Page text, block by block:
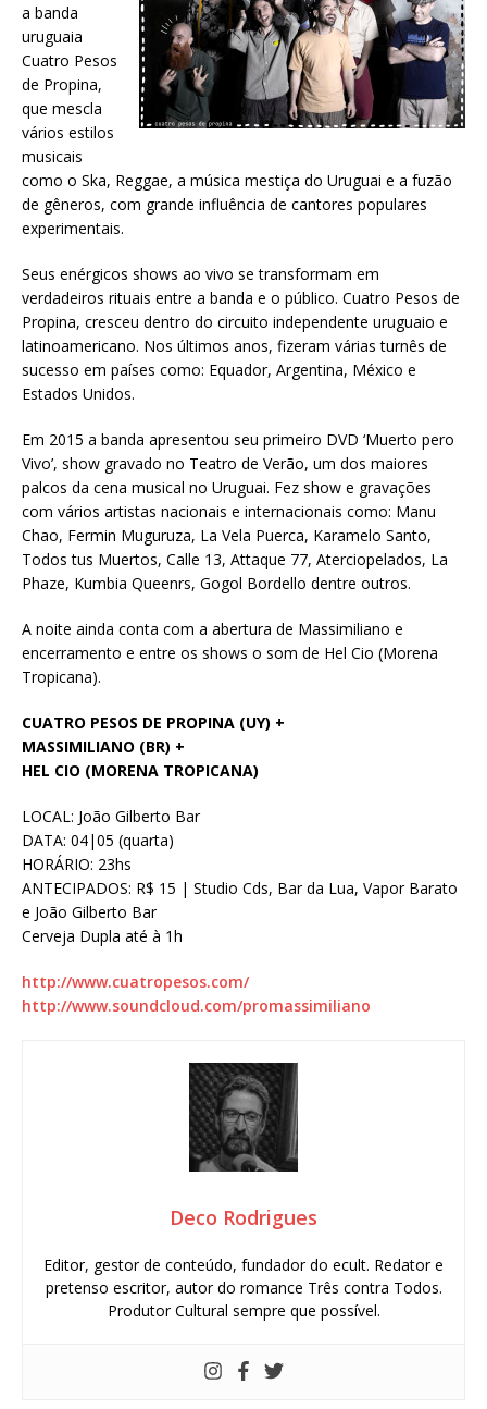
a banda
uruguaia
Cuatro Pesos
de Propina,
que mescla
vários estilos
musicais
como o Ska, Reggae, a música mestiça do Uruguai e a fuzão
de gêneros, com grande influência de cantores populares
experimentais.
Seus enérgicos shows ao vivo se transformam em
verdadeiros rituais entre a banda e o público. Cuatro Pesos de
Propina, cresceu dentro do circuito independente uruguaio e
latinoamericano. Nos últimos anos, fizeram várias turnês de
sucesso em países como: Equador, Argentina, México e
Estados Unidos.
Em 2015 a banda apresentou seu primeiro DVD ‘Muerto pero
Vivo’, show gravado no Teatro de Verão, um dos maiores
palcos da cena musical no Uruguai. Fez show e gravações
com vários artistas nacionais e internacionais como: Manu
Chao, Fermin Muguruza, La Vela Puerca, Karamelo Santo,
Todos tus Muertos, Calle 13, Attaque 77, Aterciopelados, La
Phaze, Kumbia Queenrs, Gogol Bordello dentre outros.
A noite ainda conta com a abertura de Massimiliano e
encerramento e entre os shows o som de Hel Cio (Morena
Tropicana).
CUATRO PESOS DE PROPINA (UY) +
MASSIMILIANO (BR) +
HEL CIO (MORENA TROPICANA)
LOCAL: João Gilberto Bar
DATA: 04|05 (quarta)
HORÁRIO: 23hs
ANTECIPADOS: R$ 15 | Studio Cds, Bar da Lua, Vapor Barato
e João Gilberto Bar
Cerveja Dupla até à 1h
http://www.cuatropesos.com/
http://www.soundcloud.com/promassimiliano
Deco Rodrigues
Editor, gestor de conteúdo, fundador do ecult. Redator e
pretenso escritor, autor do romance Três contra Todos.
Produtor Cultural sempre que possível.